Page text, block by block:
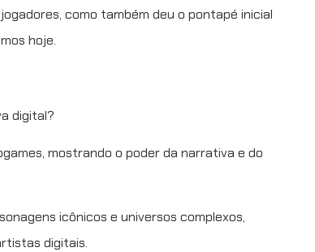
como também deu o pontapé inicial
hoje.
digital?
mostrando o poder da narrativa e do
icônicos e universos complexos,
digitais.